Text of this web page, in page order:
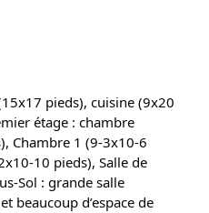
pieds), cuisine (9x20
étage : chambre
Chambre 1 (9-3x10-6
10 pieds), Salle de
Sol : grande salle
beaucoup d’espace de